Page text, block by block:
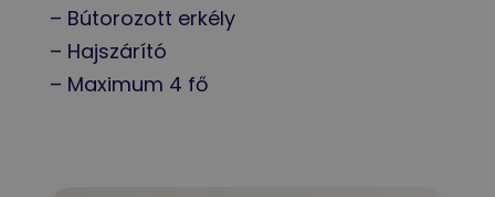
– Bútorozott erkély
– Hajszárító
– Maximum 4 fő